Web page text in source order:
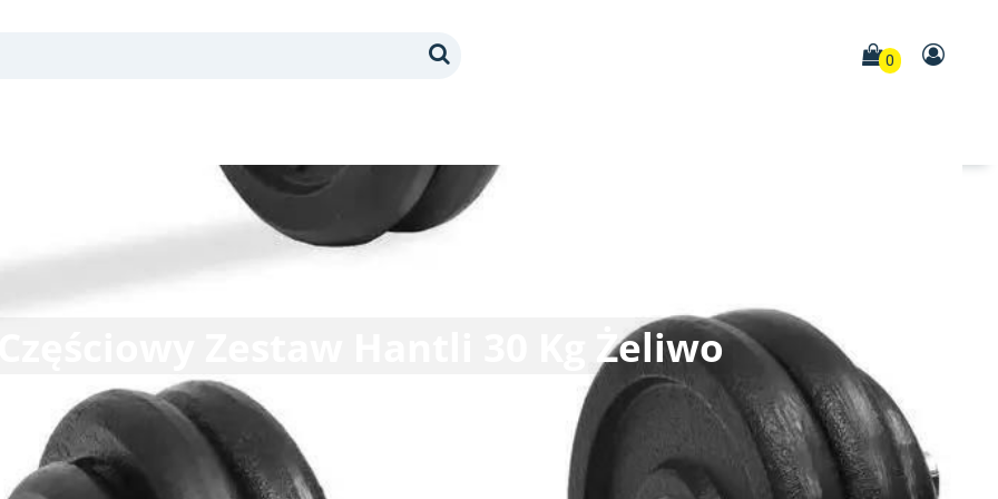
0
Zestaw Hantli 30 Kg Żeliwo